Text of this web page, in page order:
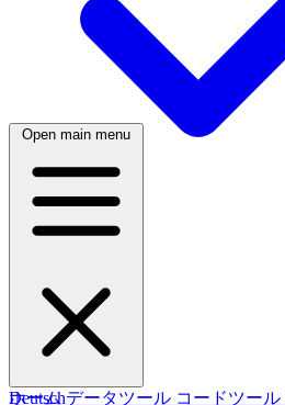
한국어
한국어
Русский
Русский
Deutsch
Open main menu
ホームデータツール コードツール